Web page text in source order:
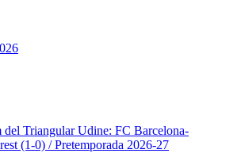
del Triangular Udine: FC Barcelona-
(1-0) / Pretemporada 2026-27